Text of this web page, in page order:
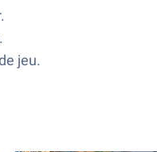
jeu.